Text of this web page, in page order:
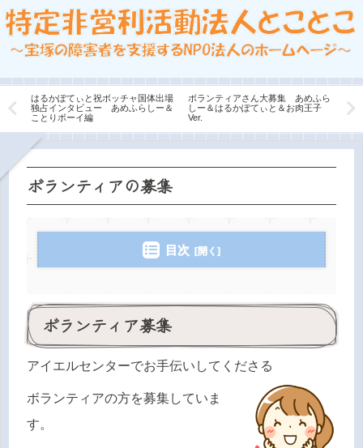
はるかぽてぃと祝ボッチャ国体出場
独占インタビュー あめふらしー＆
ことりボーイ編
ボランティアさん大募集 あめふら
しー＆はるかぽてぃと＆お肉王子
Ver.
見
ボランティアの募集
目次
ボランティア募集
アイエルセンターでお手伝いしてくださる
ボランティアの方を募集していま
す。